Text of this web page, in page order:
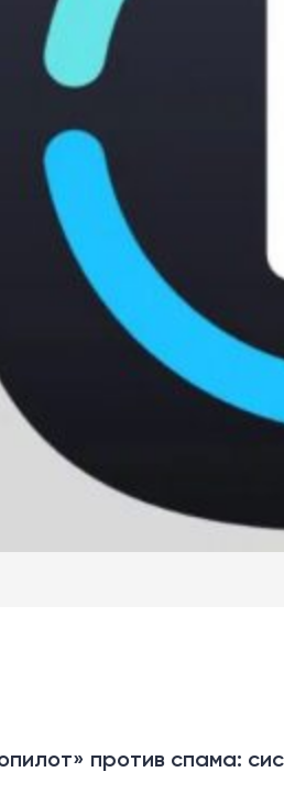
против спама: